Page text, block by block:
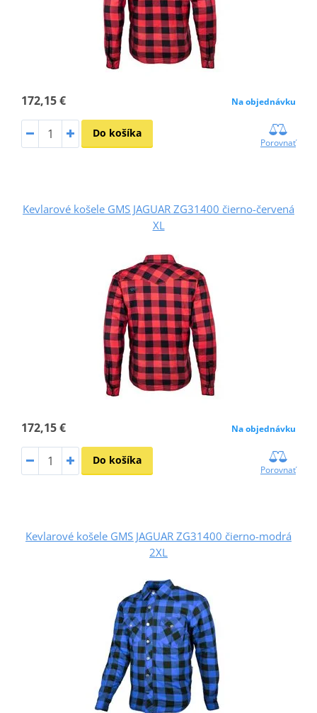
172,15 € Na objednávku
Do košíka
Porovnať
Kevlarové košele GMS JAGUAR ZG31400 čierno-červená
XL
172,15 € Na objednávku
Do košíka
Porovnať
Kevlarové košele GMS JAGUAR ZG31400 čierno-modrá
2XL